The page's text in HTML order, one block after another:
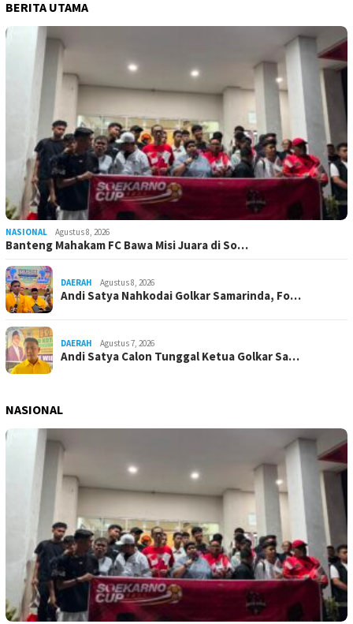
BERITA UTAMA
NASIONAL Agustus 8, 2026
Banteng Mahakam FC Bawa Misi Juara di So…
DAERAH Agustus 8, 2026
Andi Satya Nahkodai Golkar Samarinda, Fo…
DAERAH Agustus 7, 2026
Andi Satya Calon Tunggal Ketua Golkar Sa…
NASIONAL